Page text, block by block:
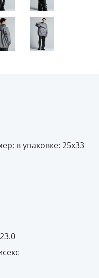
в упаковке: 25x33